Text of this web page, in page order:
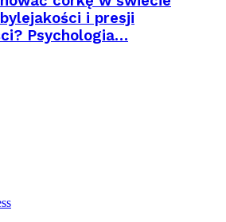
i presji
Psychologia…